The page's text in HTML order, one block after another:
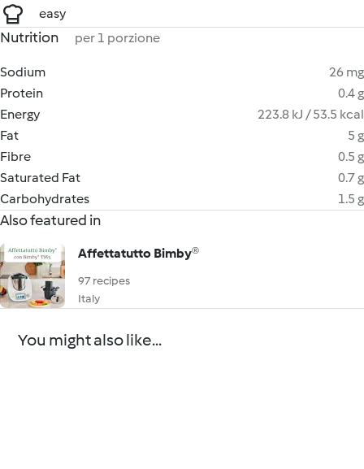
easy
Nutrition per 1 porzione
Sodium
26 mg
Protein
0.4 g
Energy
223.8 kJ / 53.5 kcal
Fat
5 g
Fibre
0.5 g
Saturated Fat
0.7 g
Carbohydrates
1.5 g
Also featured in
Affettatutto Bimby®
97 recipes
Italy
You might also like...